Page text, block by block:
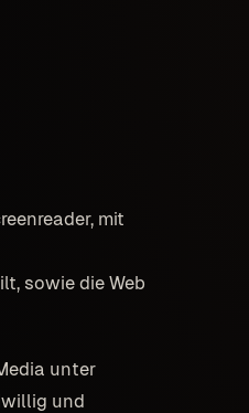
mit
sowie die Web
unter
und